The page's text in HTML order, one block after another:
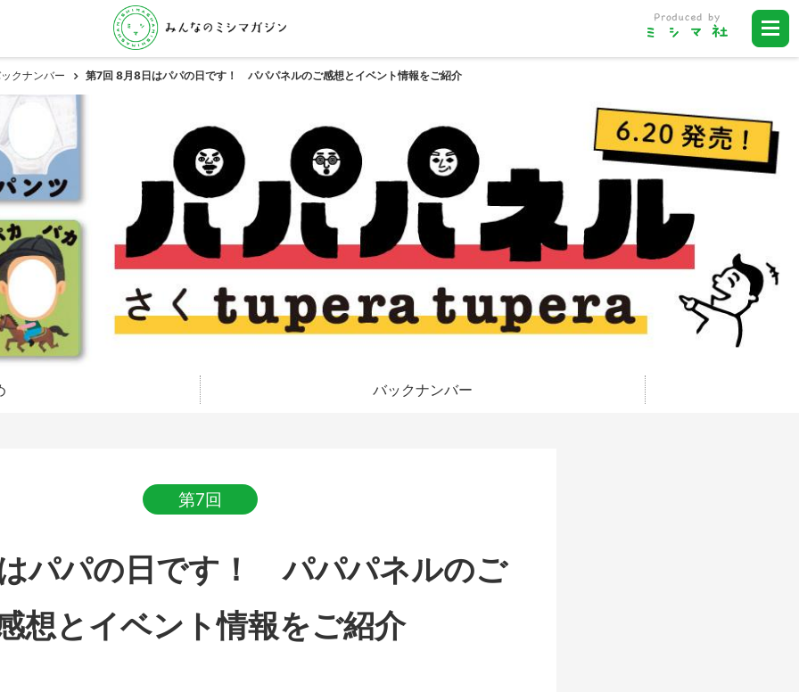
クナンバー 第7回 8月8日はパパの日です！ パパパネルのご感想とイベント情報をご紹介
バックナンバー
第7回
パパの日です！ パパパネルのご
想とイベント情報をご紹介